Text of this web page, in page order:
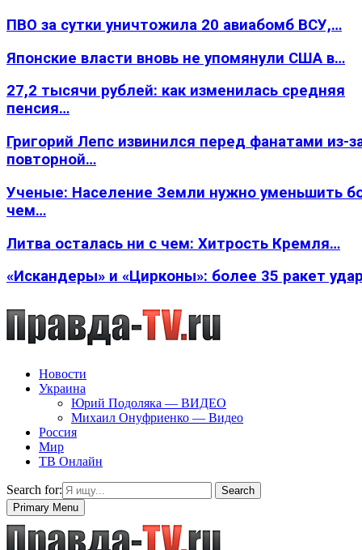
ПВО за сутки уничтожила 20 авиабомб ВСУ,…
Японские власти вновь не упомянули США в…
27,2 тысячи рублей: как изменилась средняя
пенсия…
Григорий Лепс извинился перед фанатами из-
повторной…
Ученые: Население Земли нужно уменьшить
чем…
Литва осталась ни с чем: Хитрость Кремля…
«Искандеры» и «Цирконы»: более 35 ракет
Новости
Украина
Юрий Подоляка — ВИДЕО
Михаил Онуфриенко — Видео
Россия
Мир
ТВ Онлайн
Search for:
Search
Primary Menu